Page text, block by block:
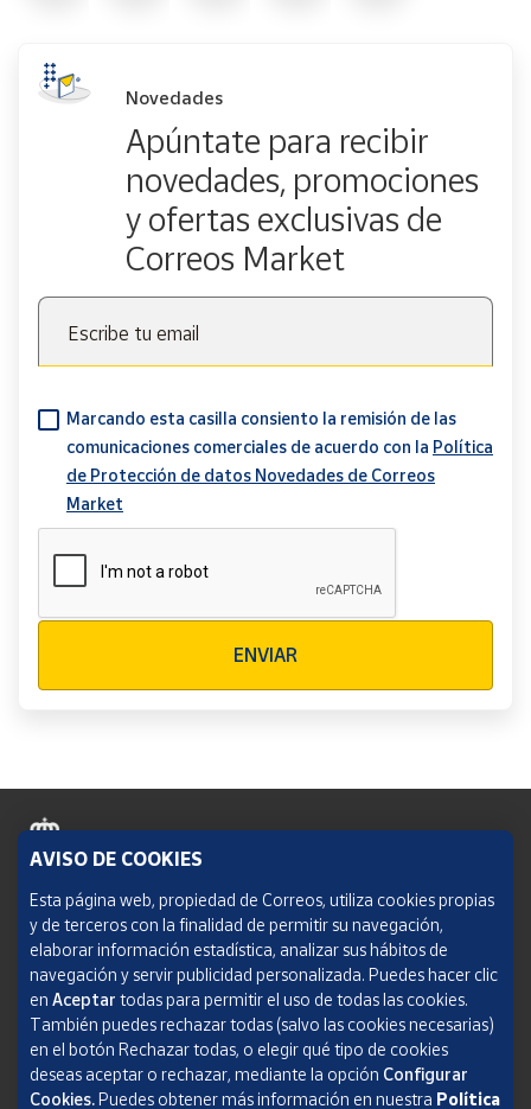
Novedades
Apúntate para recibir
novedades, promociones
y ofertas exclusivas de
Correos Market
Escribe tu email
Marcando esta casilla consiento la remisión de las
comunicaciones comerciales de acuerdo con la Política
de Protección de datos Novedades de Correos
Market
ENVIAR
Política de cookies
Aviso legal
Condiciones del servicio
Política de Privacidad Web
Informe de transparencia
AVISO DE COOKIES
Esta página web, propiedad de Correos, utiliza cookies propias
y de terceros con la finalidad de permitir su navegación,
elaborar información estadística, analizar sus hábitos de
navegación y servir publicidad personalizada. Puedes hacer clic
en Aceptar todas para permitir el uso de todas las cookies.
También puedes rechazar todas (salvo las cookies necesarias)
en el botón Rechazar todas, o elegir qué tipo de cookies
deseas aceptar o rechazar, mediante la opción Configurar
Cookies.Puedes obtener más información en nuestra Política